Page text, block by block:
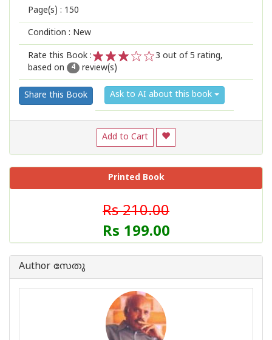
Page(s) : 150
Condition : New
Rate this Book :
2
1
3 out of 5 rating,
based on
4 review(s)
Share this Book Ask to AI about this book
Add to Cart
Printed Book
Rs 210.00
Rs 199.00
Author സേതു